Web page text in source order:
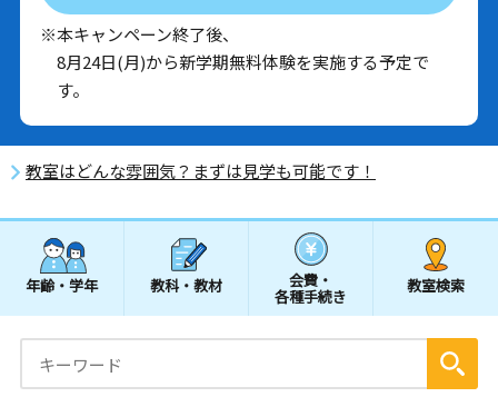
※本キャンペーン終了後、
8月24日(月)から新学期無料体験を実施する予定で
す。
教室はどんな雰囲気？まずは見学も可能です！
年齢・学年 教科・教材 会費・
各種手続き
教室検索